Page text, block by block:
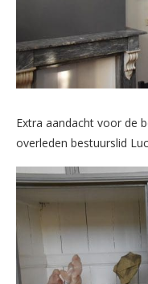
Extra aandacht voor de
overleden bestuurslid